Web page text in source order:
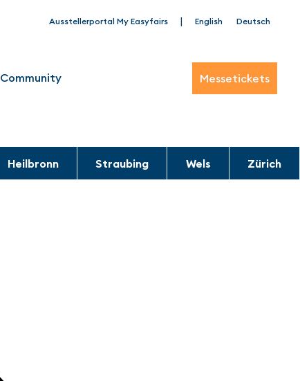
Ausstellerportal My Easyfairs | English Deutsch
Community Messetickets
Heilbronn Straubing Wels Zürich